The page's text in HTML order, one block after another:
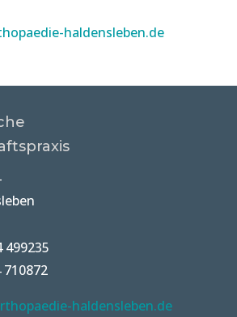
haldensleben.de
499235
haldensleben.de